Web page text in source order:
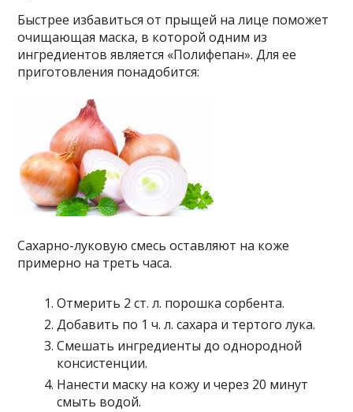
Быстрее избавиться от прыщей на лице поможет
очищающая маска, в которой одним из
ингредиентов является «Полифепан». Для ее
приготовления понадобится:
Сахарно-луковую смесь оставляют на коже
примерно на треть часа.
Отмерить 2 ст. л. порошка сорбента.
Добавить по 1 ч. л. сахара и тертого лука.
Смешать ингредиенты до однородной
консистенции.
Нанести маску на кожу и через 20 минут
смыть водой.